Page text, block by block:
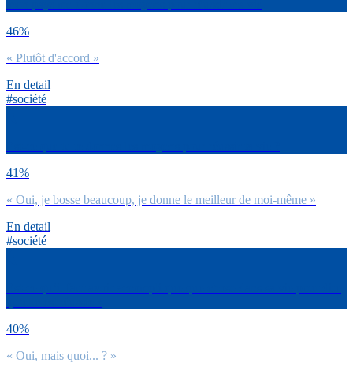
46%
« Plutôt d'accord »
En detail
#société
41%
« Oui, je bosse beaucoup, je donne le meilleur de moi-même »
En detail
#société
40%
« Oui, mais quoi... ? »